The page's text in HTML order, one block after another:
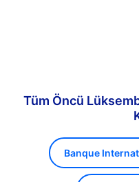
Tüm Öncü
Banque